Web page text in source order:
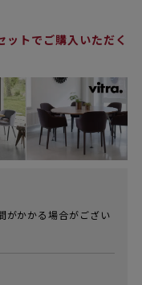
ットでご購入いただく
がかかる場合がござい